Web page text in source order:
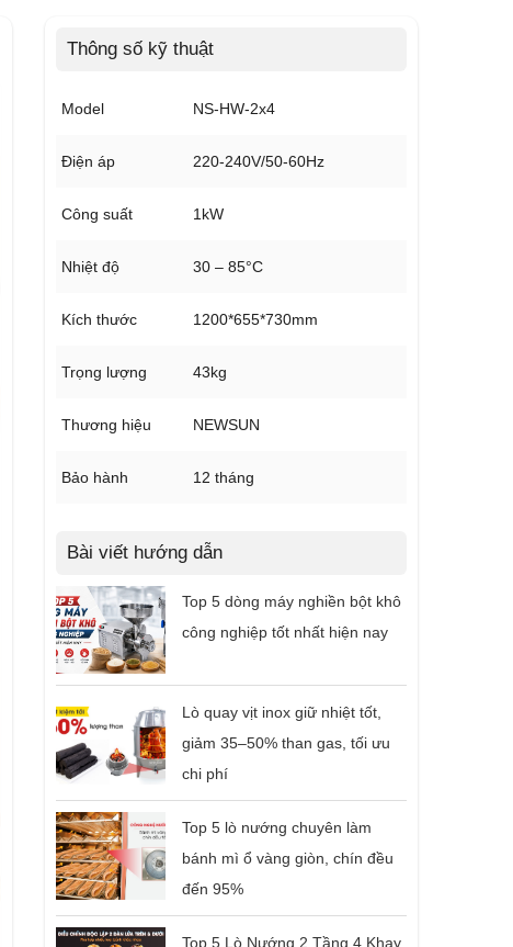
Thông số kỹ thuật
Model NS-HW-2x4
Điện áp 220-240V/50-60Hz
Công suất 1kW
Nhiệt độ 30 – 85°C
Kích thước 1200*655*730mm
Trọng lượng 43kg
Thương hiệu NEWSUN
Bảo hành 12 tháng
Bài viết hướng dẫn
Top 5 dòng máy nghiền bột khô
công nghiệp tốt nhất hiện nay
Lò quay vịt inox giữ nhiệt tốt,
giảm 35–50% than gas, tối ưu
chi phí
Top 5 lò nướng chuyên làm
bánh mì ổ vàng giòn, chín đều
đến 95%
Top 5 Lò Nướng 2 Tầng 4 Khay